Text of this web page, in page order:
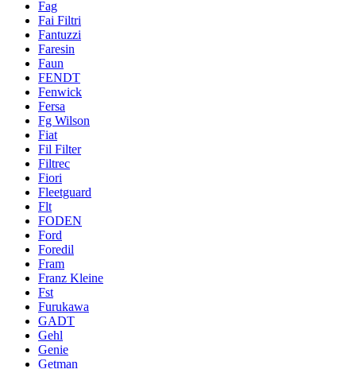
Fag
Fai Filtri
Fantuzzi
Faresin
Faun
FENDT
Fenwick
Fersa
Fg Wilson
Fiat
Fil Filter
Filtrec
Fiori
Fleetguard
Flt
FODEN
Ford
Foredil
Fram
Franz Kleine
Fst
Furukawa
GADT
Gehl
Genie
Getman